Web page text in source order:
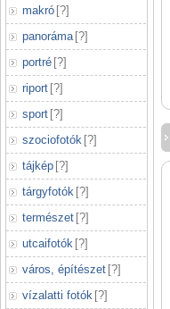
makró [?]
panoráma [?]
portré [?]
riport [?]
sport [?]
szociofotók [?]
tájkép [?]
tárgyfotók [?]
természet [?]
utcaifotók [?]
város, építészet [?]
vízalatti fotók [?]